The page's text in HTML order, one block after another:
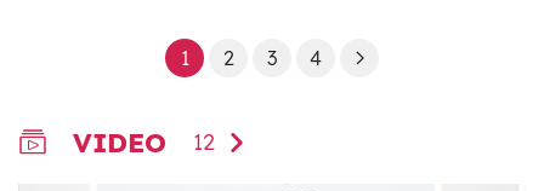
1 2 3 4
VIDEO 12